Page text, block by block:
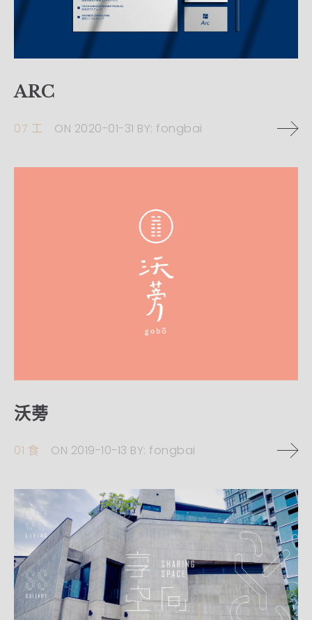
ARC
07 工 ON 2020-01-31 BY: fongbai
沃蒡
01 食 ON 2019-10-13 BY: fongbai